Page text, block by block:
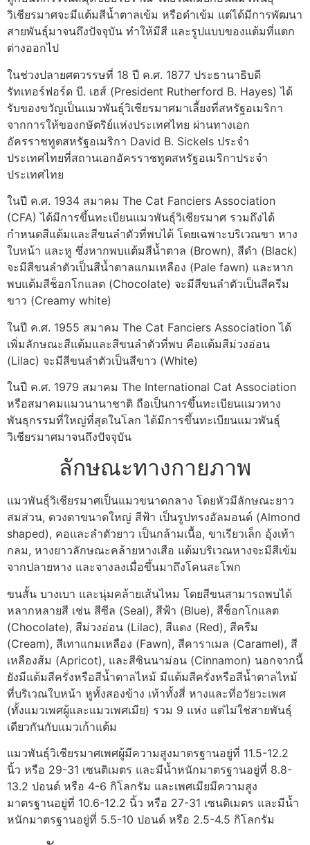
วิเชียรมาศจะมีแต้มสีน้ำตาลเข้ม หรือดำเข้ม แต่ได้มีการพัฒนา
สายพันธุ์มาจนถึงปัจจุบัน ทำให้มีสี และรูปแบบของแต้มที่แตก
ต่างออกไป
ในช่วงปลายศตวรรษที่ 18 ปี ค.ศ. 1877 ประธานาธิบดี
รัทเทอร์ฟอร์ด บี. เฮส์ (President Rutherford B. Hayes) ได้
รับของขวัญเป็นแมวพันธุ์วิเชียรมาศมาเลี้ยงที่สหรัฐอเมริกา
จากการให้ของกษัตริย์แห่งประเทศไทย ผ่านทางเอก
อัครราชทูตสหรัฐอเมริกา David B. Sickels ประจำ
ประเทศไทยที่สถานเอกอัครราชทูตสหรัฐอเมริกาประจำ
ประเทศไทย
ในปี ค.ศ. 1934 สมาคม The Cat Fanciers Association
(CFA) ได้มีการขึ้นทะเบียนแมวพันธุ์วิเชียรมาศ รวมถึงได้
กำหนดสีแต้มและสีขนลำตัวที่พบได้ โดยเฉพาะบริเวณขา หาง
ใบหน้า และหู ซึ่งหากพบแต้มสีน้ำตาล (Brown), สีดำ (Black)
จะมีสีขนลำตัวเป็นสีน้ำตาลแกมเหลือง (Pale fawn) และหาก
พบแต้มสีช็อกโกแลต (Chocolate) จะมีสีขนลำตัวเป็นสีครีม
ขาว (Creamy white)
ในปี ค.ศ. 1955 สมาคม The Cat Fanciers Association ได้
เพิ่มลักษณะสีแต้มและสีขนลำตัวที่พบ คือแต้มสีม่วงอ่อน
(Lilac) จะมีสีขนลำตัวเป็นสีขาว (White)
ในปี ค.ศ. 1979 สมาคม The International Cat Association
หรือสมาคมแมวนานาชาติ ถือเป็นการขึ้นทะเบียนแมวทาง
พันธุกรรมที่ใหญ่ที่สุดในโลก ได้มีการขึ้นทะเบียนแมวพันธุ์
วิเชียรมาศมาจนถึงปัจจุบัน
ลักษณะทางกายภาพ
แมวพันธุ์วิเชียรมาศเป็นแมวขนาดกลาง โดยหัวมีลักษณะยาว
สมส่วน, ดวงตาขนาดใหญ่ สีฟ้า เป็นรูปทรงอัลมอนด์ (Almond
shaped), คอและลำตัวยาว เป็นกล้ามเนื้อ, ขาเรียวเล็ก อุ้งเท้า
กลม, หางยาวลักษณะคล้ายหางเสือ แต้มบริเวณหางจะมีสีเข้ม
จากปลายหาง และจางลงเมื่อขึ้นมาถึงโคนสะโพก
ขนสั้น บางเบา และนุ่มคล้ายเส้นไหม โดยสีขนสามารถพบได้
หลากหลายสี เช่น สีซีล (Seal), สีฟ้า (Blue), สีช็อกโกแลต
(Chocolate), สีม่วงอ่อน (Lilac), สีแดง (Red), สีครีม
(Cream), สีเทาแกมเหลือง (Fawn), สีคาราเมล (Caramel), สี
เหลืองส้ม (Apricot), และสีซินนาม่อน (Cinnamon) นอกจากนี้
ยังมีแต้มสีครั่งหรือสีน้ำตาลไหม้ มีแต้มสีครั่งหรือสีน้ำตาลไหม้
ที่บริเวณใบหน้า หูทั้งสองข้าง เท้าทั้งสี่ หางและที่อวัยวะเพศ
(ทั้งแมวเพศผู้และแมวเพศเมีย) รวม 9 แห่ง แต่ไม่ใช่สายพันธุ์
เดียวกันกับแมวเก้าแต้ม
แมวพันธุ์วิเชียรมาศเพศผู้มีความสูงมาตรฐานอยู่ที่ 11.5-12.2
นิ้ว หรือ 29-31 เซนติเมตร และมีน้ำหนักมาตรฐานอยู่ที่ 8.8-
13.2 ปอนด์ หรือ 4-6 กิโลกรัม และเพศเมียมีความสูง
มาตรฐานอยู่ที่ 10.6-12.2 นิ้ว หรือ 27-31 เซนติเมตร และมีน้ำ
หนักมาตรฐานอยู่ที่ 5.5-10 ปอนด์ หรือ 2.5-4.5 กิโลกรัม